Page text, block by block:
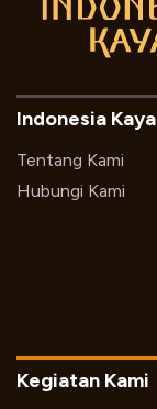
Indonesia Kaya
Tentang Kami
Hubungi Kami
Kegiatan Kami